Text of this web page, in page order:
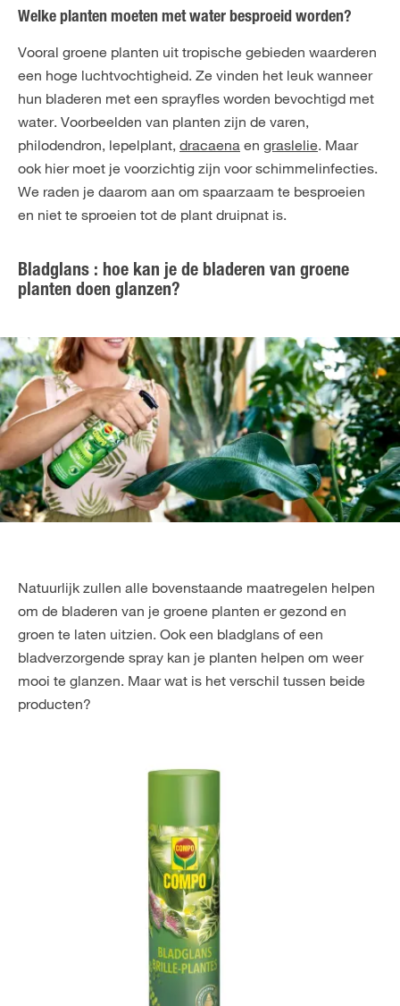
Welke planten moeten met water besproeid worden?
Vooral groene planten uit tropische gebieden waarderen
een hoge luchtvochtigheid. Ze vinden het leuk wanneer
hun bladeren met een sprayfles worden bevochtigd met
water. Voorbeelden van planten zijn de varen,
philodendron, lepelplant, dracaena en graslelie. Maar
ook hier moet je voorzichtig zijn voor schimmelinfecties.
We raden je daarom aan om spaarzaam te besproeien
en niet te sproeien tot de plant druipnat is.
Bladglans : hoe kan je de bladeren van groene
planten doen glanzen?
Natuurlijk zullen alle bovenstaande maatregelen helpen
om de bladeren van je groene planten er gezond en
groen te laten uitzien. Ook een bladglans of een
bladverzorgende spray kan je planten helpen om weer
mooi te glanzen. Maar wat is het verschil tussen beide
producten?